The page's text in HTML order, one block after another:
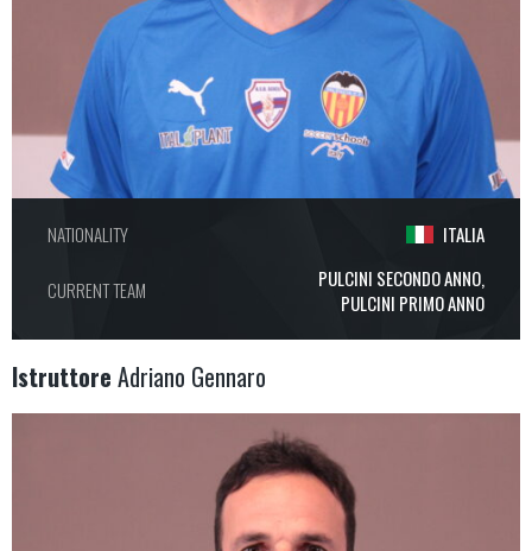
NATIONALITY ITALIA
CURRENT TEAM
PULCINI SECONDO ANNO,
PULCINI PRIMO ANNO
Istruttore Adriano Gennaro